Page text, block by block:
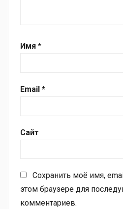
Имя *
Email *
Сайт
Сохранить моё имя,
этом браузере для
комментариев.